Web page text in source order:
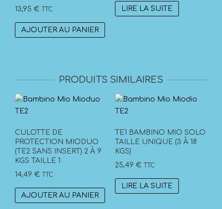
13,95 € TTC
AJOUTER AU PANIER
LIRE LA SUITE
PRODUITS SIMILAIRES
CULOTTE DE
PROTECTION MIODUO
(TE2 SANS INSERT) 2 À 9
KGS TAILLE 1
14,49 € TTC
AJOUTER AU PANIER
TE1 BAMBINO MIO SOLO
TAILLE UNIQUE (3 À 18
KGS)
25,49 € TTC
LIRE LA SUITE